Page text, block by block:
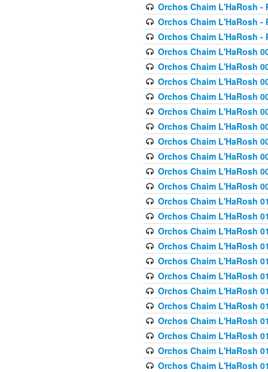
Orchos Chaim L'HaRosh -
Orchos Chaim L'HaRosh -
Orchos Chaim L'HaRosh -
Orchos Chaim L'HaRosh
Orchos Chaim L'HaRosh
Orchos Chaim L'HaRosh
Orchos Chaim L'HaRosh
Orchos Chaim L'HaRosh
Orchos Chaim L'HaRosh
Orchos Chaim L'HaRosh
Orchos Chaim L'HaRosh
Orchos Chaim L'HaRosh
Orchos Chaim L'HaRosh
Orchos Chaim L'HaRosh
Orchos Chaim L'HaRosh
Orchos Chaim L'HaRosh
Orchos Chaim L'HaRosh
Orchos Chaim L'HaRosh
Orchos Chaim L'HaRosh
Orchos Chaim L'HaRosh
Orchos Chaim L'HaRosh
Orchos Chaim L'HaRosh
Orchos Chaim L'HaRosh
Orchos Chaim L'HaRosh
Orchos Chaim L'HaRosh